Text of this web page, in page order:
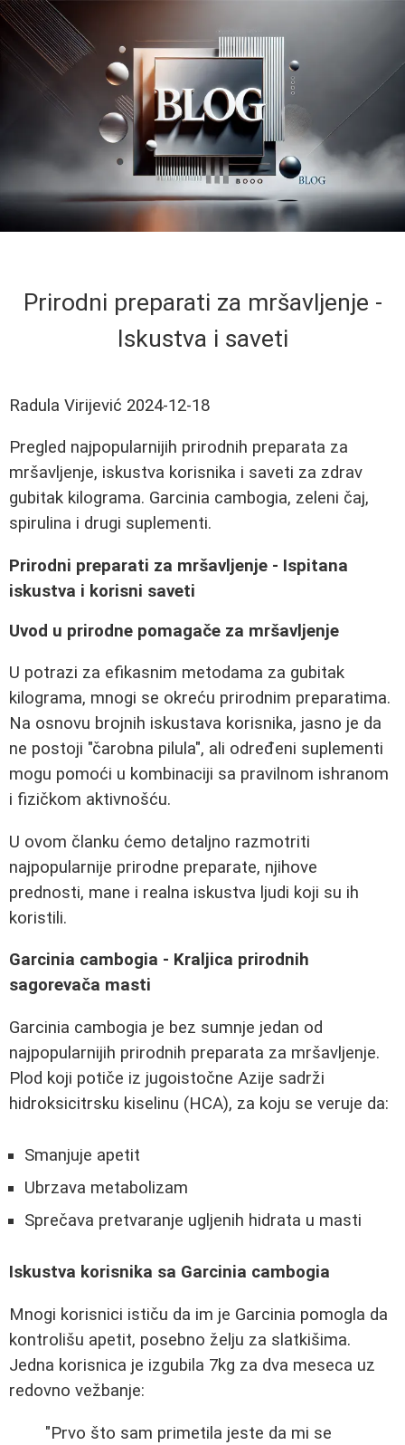
Prirodni preparati za mršavljenje -
Iskustva i saveti
Radula Virijević 2024-12-18
Pregled najpopularnijih prirodnih preparata za
mršavljenje, iskustva korisnika i saveti za zdrav
gubitak kilograma. Garcinia cambogia, zeleni čaj,
spirulina i drugi suplementi.
Prirodni preparati za mršavljenje - Ispitana
iskustva i korisni saveti
Uvod u prirodne pomagače za mršavljenje
U potrazi za efikasnim metodama za gubitak
kilograma, mnogi se okreću prirodnim preparatima.
Na osnovu brojnih iskustava korisnika, jasno je da
ne postoji "čarobna pilula", ali određeni suplementi
mogu pomoći u kombinaciji sa pravilnom ishranom
i fizičkom aktivnošću.
U ovom članku ćemo detaljno razmotriti
najpopularnije prirodne preparate, njihove
prednosti, mane i realna iskustva ljudi koji su ih
koristili.
Garcinia cambogia - Kraljica prirodnih
sagorevača masti
Garcinia cambogia je bez sumnje jedan od
najpopularnijih prirodnih preparata za mršavljenje.
Plod koji potiče iz jugoistočne Azije sadrži
hidroksicitrsku kiselinu (HCA), za koju se veruje da:
Smanjuje apetit
Ubrzava metabolizam
Sprečava pretvaranje ugljenih hidrata u masti
Iskustva korisnika sa Garcinia cambogia
Mnogi korisnici ističu da im je Garcinia pomogla da
kontrolišu apetit, posebno želju za slatkišima.
Jedna korisnica je izgubila 7kg za dva meseca uz
redovno vežbanje:
"Prvo što sam primetila jeste da mi se